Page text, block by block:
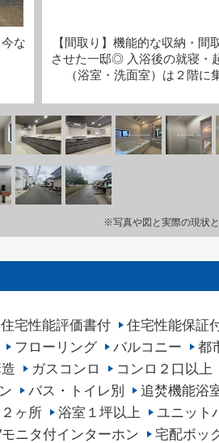
な
【間取り】機能的な収納・間
させた一邸◎ 入浴後の就寝・
（浴室・洗面室）は２階
※写真や図と実際の現状
宅性能評価書付
住宅性能保証
フローリング バルコニー
都
ガスコンロ
コンロ２口以上
バス・トイレ別
追焚機能浴
ヶ所 浴室１坪以上
ユニット
ニタ付インターホン
宅配ボッ